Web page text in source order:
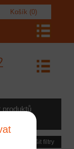
Košík (0)
produktů
Zrušit filtry